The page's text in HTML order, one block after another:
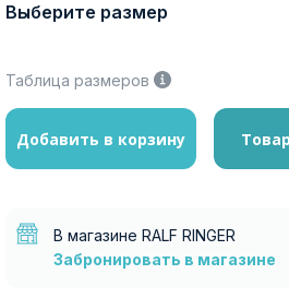
Выберите размер
Таблица размеров
Добавить в корзину
В магазине RALF RINGER
Забронировать в магазине